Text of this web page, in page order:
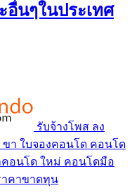
อื่นๆในประเทศ
รับจ้างโพส ลง
า ใบจองคอนโด คอนโด
คอนโด ใหม่ คอนโดมือ
าคาขาดทุน